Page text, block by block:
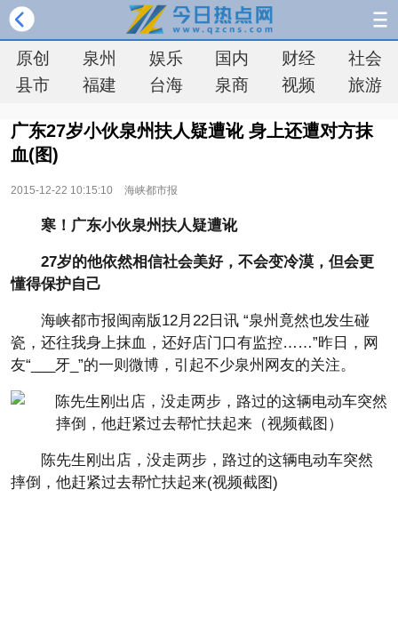
原创 泉州 娱乐 国内 财经
社会
县市
福建 台海 泉商 视频 旅游
广东27岁小伙泉州扶人疑遭讹 身上还遭对方抹
血(图)
2015-12-22 10:15:10 海峡都市报
寒！广东小伙泉州扶人疑遭讹
27岁的他依然相信社会美好，不会变冷漠，但会更
懂得保护自己
海峡都市报闽南版12月22日讯 “泉州竟然也发生碰
瓷，还往我身上抹血，还好店门口有监控……”昨日，网
友“___牙_”的一则微博，引起不少泉州网友的关注。
陈先生刚出店，没走两步，路过的这辆电动车突然
摔倒，他赶紧过去帮忙扶起来(视频截图)